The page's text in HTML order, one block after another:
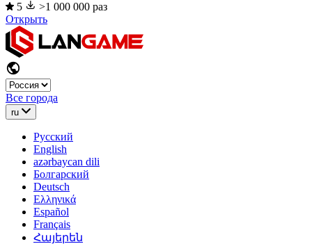
5
>1 000 000 раз
Открыть
Все города
ru
Русский
English
azərbaycan dili
Болгарский
Deutsch
Ελληνικά
Español
Français
Հայերեն